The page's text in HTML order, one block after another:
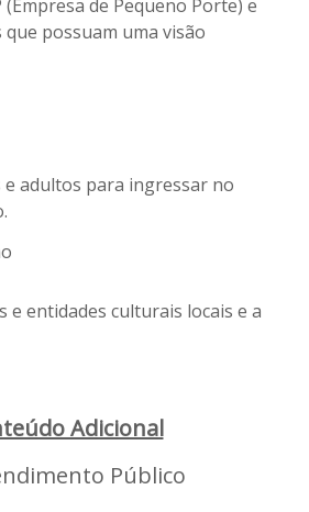
(Empresa de Pequeno Porte) e
possuam uma visão
adultos para ingressar no
e entidades culturais locais e a
Adicional
Público